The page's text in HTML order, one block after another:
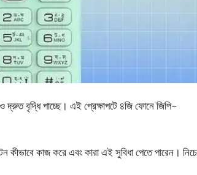
দ্রুত বৃদ্ধি পাচ্ছে। এই প্রেক্ষাপটে ৪জি ফোনে জিপি–
কীভাবে কাজ করে এবং কারা এই সুবিধা পেতে পারেন। নিচে